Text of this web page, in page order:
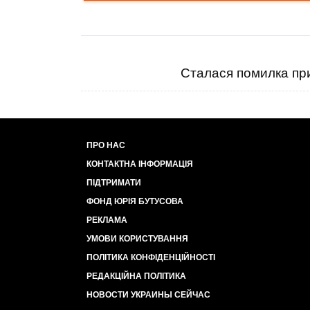
Сталася помилка
ПРО НАС
КОНТАКТНА ІНФОРМАЦІЯ
ПІДТРИМАТИ
ФОНД ЮРІЯ БУТУСОВА
РЕКЛАМА
УМОВИ КОРИСТУВАННЯ
ПОЛІТИКА КОНФІДЕНЦІЙНОСТІ
РЕДАКЦІЙНА ПОЛІТИКА
НОВОСТИ УКРАИНЫ СЕЙЧАС